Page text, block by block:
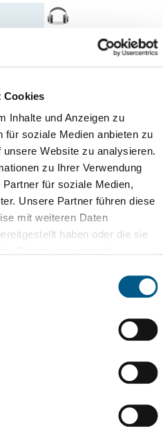
Cookies
Inhalte und Anzeigen zu
für soziale Medien anbieten zu
Website zu analysieren.
zu Ihrer Verwendung
für soziale Medien,
Unsere Partner führen diese
mit weiteren Daten
haben oder die sie
Impressum.
können und
klicken
Felder sind Pflichtfelder
Angaben überprüfen